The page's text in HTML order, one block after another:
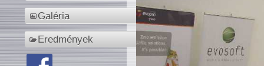
Galéria
Eredmények